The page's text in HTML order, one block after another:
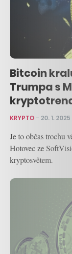
Bitcoin
Trumpa s
KRYPTO– 20. 1. 2025
Je to občas trochu
Hotovec ze
kryptosvětem.